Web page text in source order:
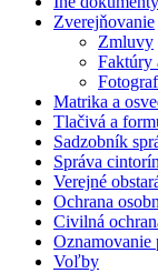
Zverejňovanie
Zmluvy
Faktúry
Matrika a
Tlačivá a
Sadzobník
Správa
Verejné
Ochrana
Civilná
Oznamovanie
Voľby